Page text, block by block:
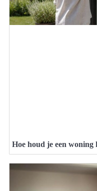
Hoe houd je een woning